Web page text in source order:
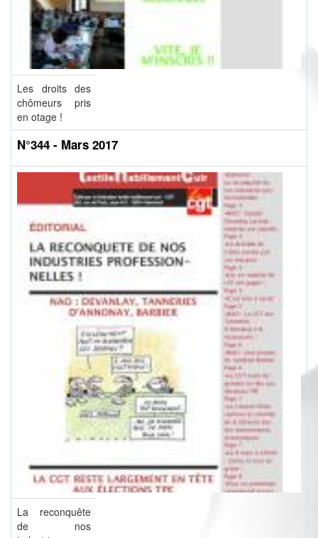
Les droits des
chômeurs pris
en otage !
N°344 - Mars 2017
La reconquête
de nos